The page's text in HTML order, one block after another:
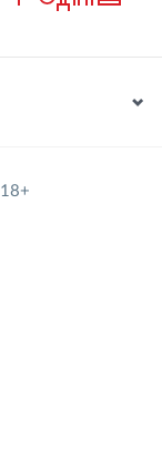
18+